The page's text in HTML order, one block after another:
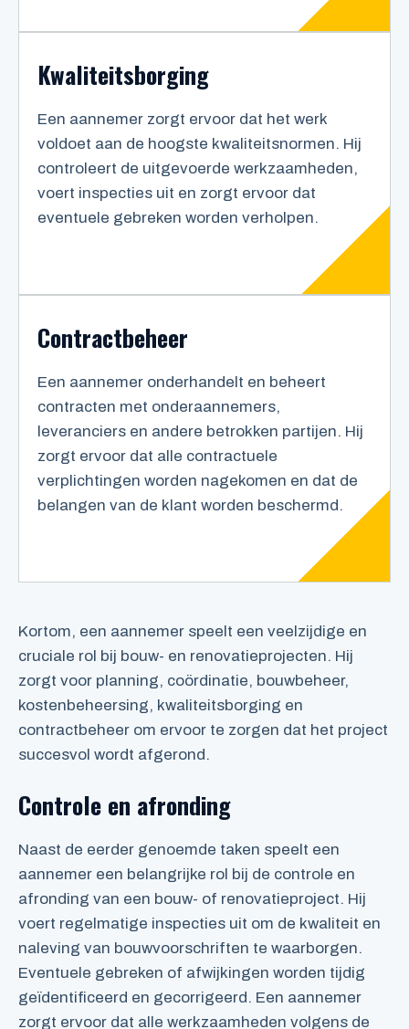
Kwaliteitsborging
Een aannemer zorgt ervoor dat het werk
voldoet aan de hoogste kwaliteitsnormen. Hij
controleert de uitgevoerde werkzaamheden,
voert inspecties uit en zorgt ervoor dat
eventuele gebreken worden verholpen.
Contractbeheer
Een aannemer onderhandelt en beheert
contracten met onderaannemers,
leveranciers en andere betrokken partijen. Hij
zorgt ervoor dat alle contractuele
verplichtingen worden nagekomen en dat de
belangen van de klant worden beschermd.
Kortom, een aannemer speelt een veelzijdige en
cruciale rol bij bouw- en renovatieprojecten. Hij
zorgt voor planning, coördinatie, bouwbeheer,
kostenbeheersing, kwaliteitsborging en
contractbeheer om ervoor te zorgen dat het project
succesvol wordt afgerond.
Controle en afronding
Naast de eerder genoemde taken speelt een
aannemer een belangrijke rol bij de controle en
afronding van een bouw- of renovatieproject. Hij
voert regelmatige inspecties uit om de kwaliteit en
naleving van bouwvoorschriften te waarborgen.
Eventuele gebreken of afwijkingen worden tijdig
geïdentificeerd en gecorrigeerd. Een aannemer
zorgt ervoor dat alle werkzaamheden volgens de